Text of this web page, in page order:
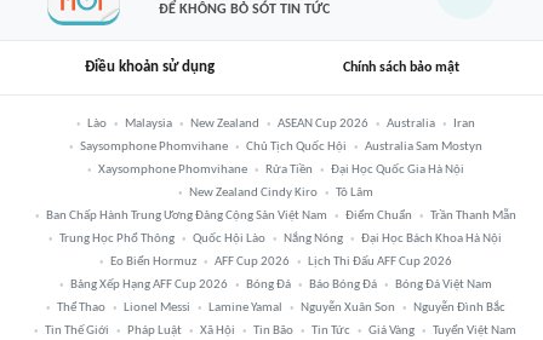
ĐỂ KHÔNG BỎ SÓT TIN TỨC
Điều khoản sử dụng Chính sách bảo mật
Lào Malaysia New Zealand ASEAN Cup 2026 Australia
Iran
Saysomphone Phomvihane
Chủ Tịch Quốc Hội
Australia Sam Mostyn
Xaysomphone Phomvihane
Rửa Tiền
Đại Học Quốc Gia Hà Nội
New Zealand Cindy Kiro
Tô Lâm
Ban Chấp Hành Trung Ương Đảng Cộng Sản Việt Nam
Điểm Chuẩn
Trần Thanh Mẫn
Trung Học Phổ Thông
Quốc Hội Lào Nắng Nóng
Đại Học Bách Khoa Hà Nội
Eo Biển Hormuz
AFF Cup 2026
Lịch Thi Đấu AFF Cup 2026
Bảng Xếp Hạng AFF Cup 2026
Bóng Đá Báo Bóng Đá
Bóng Đá Việt Nam
Thể Thao
Lionel Messi Lamine Yamal Nguyễn Xuân Son
Nguyễn Đình Bắc
Tin Thế Giới
Pháp Luật Xã Hội Tin Bão Tin Tức Giá Vàng
Tuyển Việt Nam